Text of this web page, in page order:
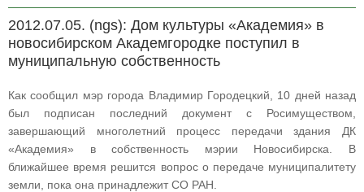
2012.07.05. (ngs): Дом культуры «Академия» в
новосибирском Академгородке поступил в
муниципальную собственность
Как сообщил мэр города Владимир Городецкий, 10 дней назад
был подписан последний документ с Росимуществом,
завершающий многолетний процесс передачи здания ДК
«Академия» в собственность мэрии Новосибирска. В
ближайшее время решится вопрос о передаче муниципалитету
земли, пока она принадлежит СО РАН.